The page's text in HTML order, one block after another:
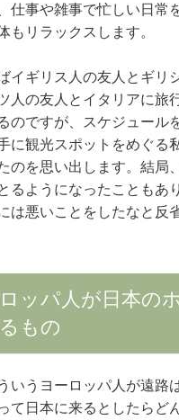
仕事や雑事で忙しい日常
もリラックスします。
イギリス人の友人とギリ
人の友人とイタリアに旅
のですが、スケジュール
に観光スポットをめぐる
のを思い出します。結局
るようになったこともあ
は悪いことをしたなと反
ッパ人が日本の
もの
いうヨーロッパ人が遠路
て日本に来るとしたらど